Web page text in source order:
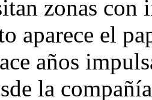
zonas
aparece el
años
la